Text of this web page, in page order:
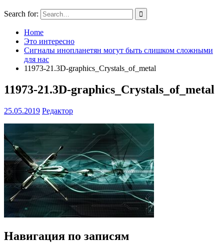
Search for:
Home
Это интересно
Сигналы инопланетян могут быть слишком сложными
для нас
11973-21.3D-graphics_Crystals_of_metal
11973-21.3D-graphics_Crystals_of_metal
25.05.2019 Редактор
Навигация по записям